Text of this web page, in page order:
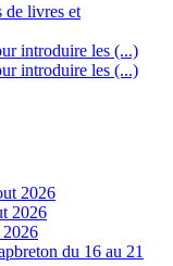
de livres et
introduire les (...)
introduire les (...)
2026
2026
2026
du 16 au 21